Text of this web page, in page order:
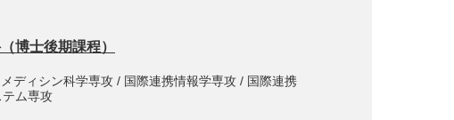
博士後期課程）
ディシン科学専攻 / 国際連携情報学専攻 / 国際連携
ム専攻